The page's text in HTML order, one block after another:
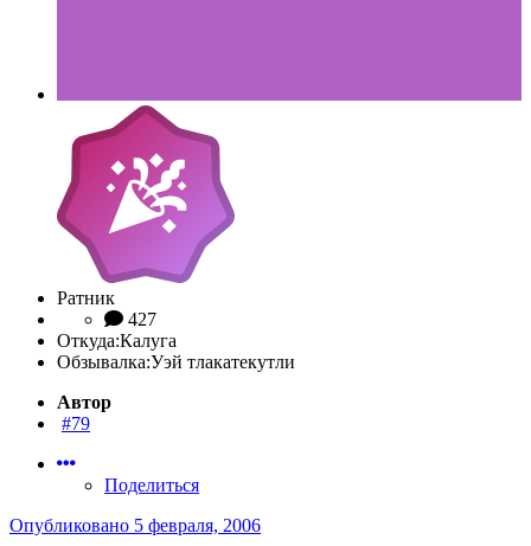
Ратник
427
Откуда:Калуга
Обзывалка:Уэй тлакатекутли
Автор
#79
Поделиться
Опубликовано 5 февраля, 2006